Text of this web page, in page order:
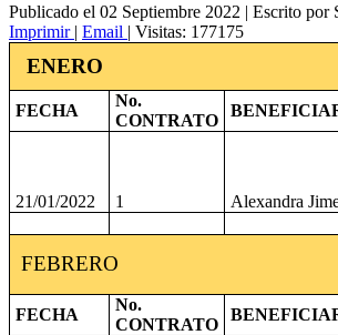
Publicado el 02 Septiembre 2022 | Escrito por
Imprimir | Email | Visitas: 177175
ENERO
FECHA
No.
CONTRATO
21/01/2022 1 Alexandra
FEBRERO
FECHA
No.
CONTRATO